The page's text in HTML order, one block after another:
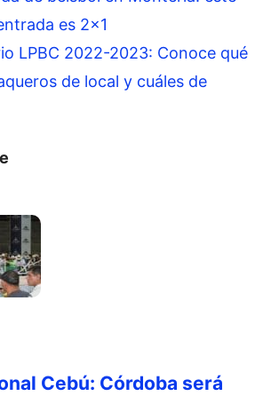
es 2×1
LPBC 2022-2023: Conoce qué
de local y cuáles de
Cebú: Córdoba será